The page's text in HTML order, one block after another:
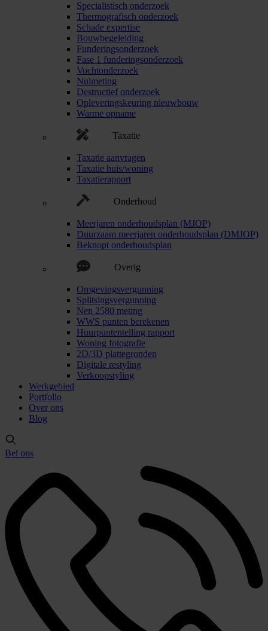
Specialistisch onderzoek
Thermografisch onderzoek
Schade expertise
Bouwbegeleiding
Funderingsonderzoek
Fase 1 funderingsonderzoek
Vochtonderzoek
Nulmeting
Destructief onderzoek
Opleveringskeuring nieuwbouw
Warme opname
Taxatie
Taxatie aanvragen
Taxatie huis/woning
Taxatierapport
Onderhoud
Meerjaren onderhoudsplan (MJOP)
Duurzaam meerjaren onderhoudsplan (DMJOP)
Beknopt onderhoudsplan
Overig
Omgevingsvergunning
Splitsingsvergunning
Nen 2580 meting
WWS punten berekenen
Huurpuntentelling rapport
Woning fotografie
2D/3D plattegronden
Digitale restyling
Verkoopstyling
Werkgebied
Portfolio
Over ons
Blog
Bel ons